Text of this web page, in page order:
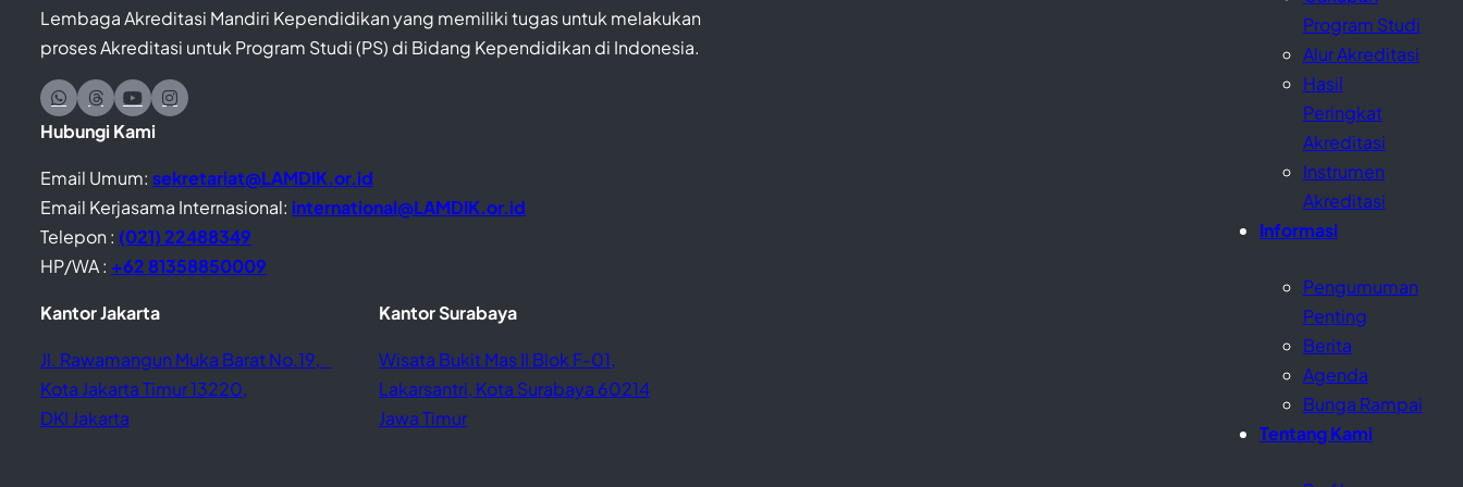
Lembaga Akreditasi Mandiri Kependidikan yang memiliki tugas untuk melakukan
proses Akreditasi untuk Program Studi (PS) di Bidang Kependidikan di Indonesia.
Hubungi Kami
Email Umum: sekretariat@LAMDIK.or.id
Email Kerjasama Internasional: international@LAMDIK.or.id
Telepon : (021) 22488349
HP/WA : +62 81358850009
Kantor Jakarta
Jl. Rawamangun Muka Barat No.19,
Kota Jakarta Timur 13220,
DKI Jakarta
Kantor Surabaya
Wisata Bukit Mas II Blok F-01,
Lakarsantri, Kota Surabaya 60214
Jawa Timur
Program Studi
Alur Akreditasi
Hasil
Peringkat
Akreditasi
Instrumen
Akreditasi
Informasi
Pengumuman
Penting
Berita
Agenda
Bunga Rampai
Tentang Kami